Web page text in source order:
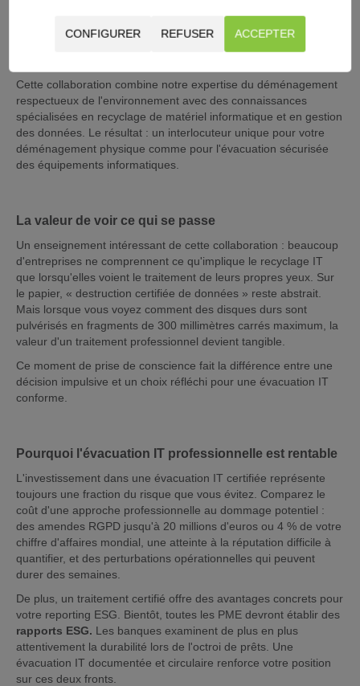
seule coordination. C'est pourquoi, en tant que Transmoove,
Cette collaboration combine notre expertise du déménagement
respectueux de l'environnement avec des connaissances
spécialisées en recyclage de matériel informatique et en gestion
des données. Le résultat : un interlocuteur unique pour votre
déménagement physique comme pour l'évacuation sécurisée
des équipements informatiques.
La valeur de voir ce qui se passe
Un enseignement intéressant de cette collaboration : beaucoup
d'entreprises ne comprennent ce qu'implique le recyclage IT
que lorsqu'elles voient le traitement de leurs propres yeux. Sur
le papier, « destruction certifiée de données » reste abstrait.
Mais lorsque vous voyez comment des disques durs sont
pulvérisés en fragments de 300 millimètres carrés maximum, la
valeur d'un traitement professionnel devient tangible.
Ce moment de prise de conscience fait la différence entre une
décision impulsive et un choix réfléchi pour une évacuation IT
conforme.
Pourquoi l'évacuation IT professionnelle est rentable
L'investissement dans une évacuation IT certifiée représente
toujours une fraction du risque que vous évitez. Comparez le
coût d'une approche professionnelle au dommage potentiel :
des amendes RGPD jusqu'à 20 millions d'euros ou 4 % de votre
chiffre d'affaires mondial, une atteinte à la réputation difficile à
quantifier, et des perturbations opérationnelles qui peuvent
durer des semaines.
De plus, un traitement certifié offre des avantages concrets pour
votre reporting ESG. Bientôt, toutes les PME devront établir des
rapports ESG. Les banques examinent de plus en plus
attentivement la durabilité lors de l'octroi de prêts. Une
évacuation IT documentée et circulaire renforce votre position
sur ces deux fronts.
CONFIGURER REFUSER ACCEPTER